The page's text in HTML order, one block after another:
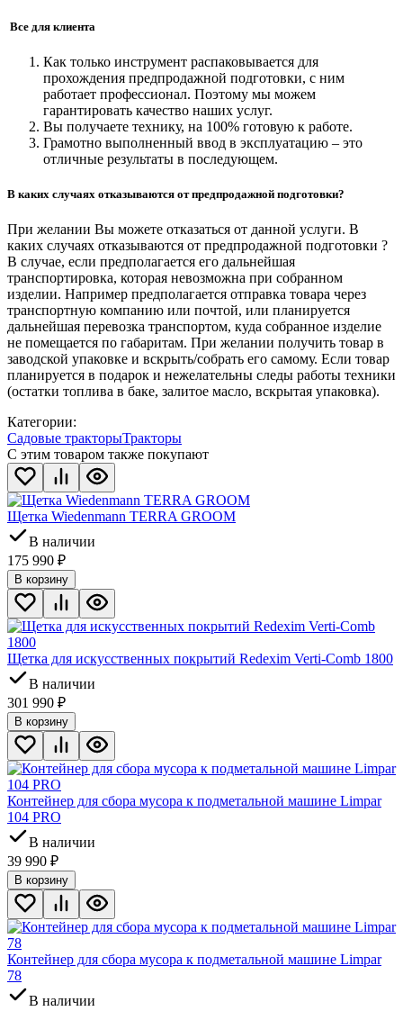
Все для клиента
Как только инструмент распаковывается для
прохождения предпродажной подготовки, с ним
работает профессионал. Поэтому мы можем
гарантировать качество наших услуг.
Вы получаете технику, на 100% готовую к работе.
Грамотно выполненный ввод в эксплуатацию – это
отличные результаты в последующем.
В каких случаях отказываются от предпродажной подготовки?
При желании Вы можете отказаться от данной услуги. В
каких случаях отказываются от предпродажной подготовки ?
В случае, если предполагается его дальнейшая
транспортировка, которая невозможна при собранном
изделии. Например предполагается отправка товара через
транспортную компанию или почтой, или планируется
дальнейшая перевозка транспортом, куда собранное изделие
не помещается по габаритам. При желании получить товар в
заводской упаковке и вскрыть/собрать его самому. Если товар
планируется в подарок и нежелательны следы работы техники
(остатки топлива в баке, залитое масло, вскрытая упаковка).
Категории:
Садовые тракторыТракторы
С этим товаром также покупают
Щетка Wiedenmann TERRA GROOM
В наличии
175 990 ₽
В корзину
Щетка для искусственных покрытий Redexim Verti-Сomb 1800
В наличии
301 990 ₽
В корзину
Контейнер для сбора мусора к подметальной машине Limpar
104 PRO
В наличии
39 990 ₽
В корзину
Контейнер для сбора мусора к подметальной машине Limpar
78
В наличии